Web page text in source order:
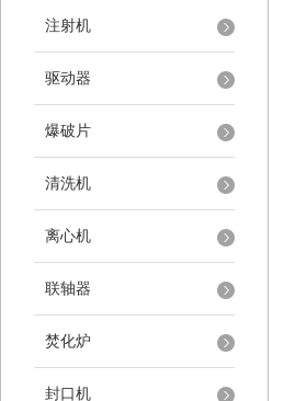
注射机
驱动器
爆破片
清洗机
离心机
联轴器
焚化炉
封口机